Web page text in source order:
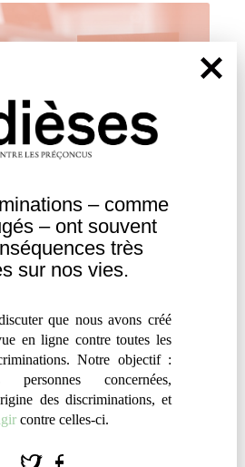
– comme
– ont souvent
très
sur nos vies.
que nous avons créé
en ligne contre toutes les
Notre objectif :
concernées,
des discriminations, et
contre celles-ci.
MOT : « NÈGRE »
le titre du livre d'Agatha
propos de Nicolas Sarkozy,
est encore utilisé afin
dans une position subalterne.